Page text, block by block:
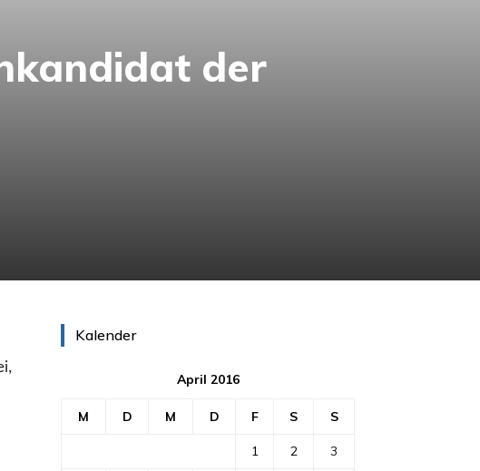
der
Kalender
April 2016
M D M D F S S
1 2 3